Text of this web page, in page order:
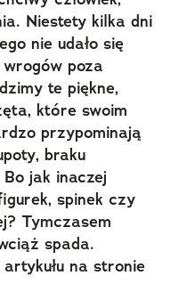
Niestety kilka dni
nie udało się
wrogów poza
te piękne,
które swoim
przypominają
braku
jak inaczej
spinek czy
Tymczasem
spada.
na stronie